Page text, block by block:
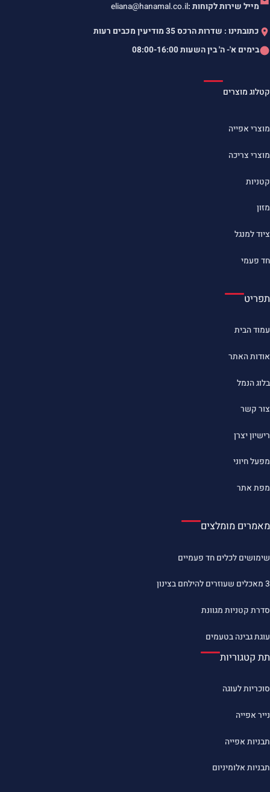
מייל שירות לקוחות :eliana@hanamal.co.il
כתובתינו : שדרות הרכס 35 מודיעין מכבים רעות
בימים א'- ה' בין השעות08:00-16:00
קטלוג מוצרים
מוצרי אפייה
מוצרי צריכה
קטניות
מזון
ציוד למנגל
חד פעמי
תפריט
עמוד הבית
אודות האתר
בלוג הנמל
צור קשר
רישיון יצרן
מפעל חיוני
מפת אתר
מאמרים מומלצים
שימושים לכלים חד פעמיים
3 מאכלים שעוזרים להילחם בצינון
סדרת קטניות מגוונת
עוגת גבינה בטעמים
תת קטגוריות
סוכריות לעוגה
נייר אפייה
תבניות אפייה
תבניות אלומיניום